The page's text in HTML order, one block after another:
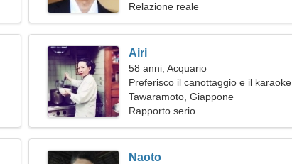
Relazione reale
Airi
58 anni, Acquario
Preferisco il canottaggio e il karaoke
Tawaramoto, Giappone
Rapporto serio
Naoto